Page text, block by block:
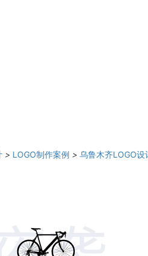
> LOGO制作案例 > 乌鲁木齐LOGO设